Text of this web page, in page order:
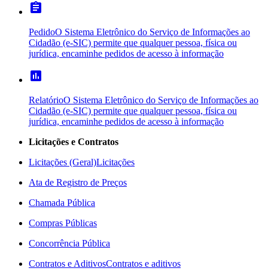
assignment
PedidoO Sistema Eletrônico do Serviço de Informações ao
Cidadão (e-SIC) permite que qualquer pessoa, física ou
jurídica, encaminhe pedidos de acesso à informação
poll
RelatórioO Sistema Eletrônico do Serviço de Informações ao
Cidadão (e-SIC) permite que qualquer pessoa, física ou
jurídica, encaminhe pedidos de acesso à informação
Licitações e Contratos
Licitações (Geral)Licitações
Ata de Registro de Preços
Chamada Pública
Compras Públicas
Concorrência Pública
Contratos e AditivosContratos e aditivos